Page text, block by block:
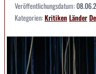
Veröffentlichungsdatum:
Kategorien:KritikenLänder